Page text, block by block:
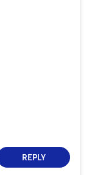
REPLY